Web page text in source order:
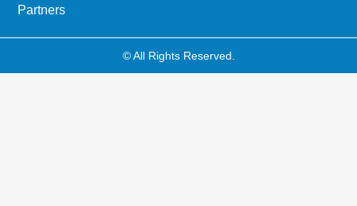
Partners
© All Rights Reserved.